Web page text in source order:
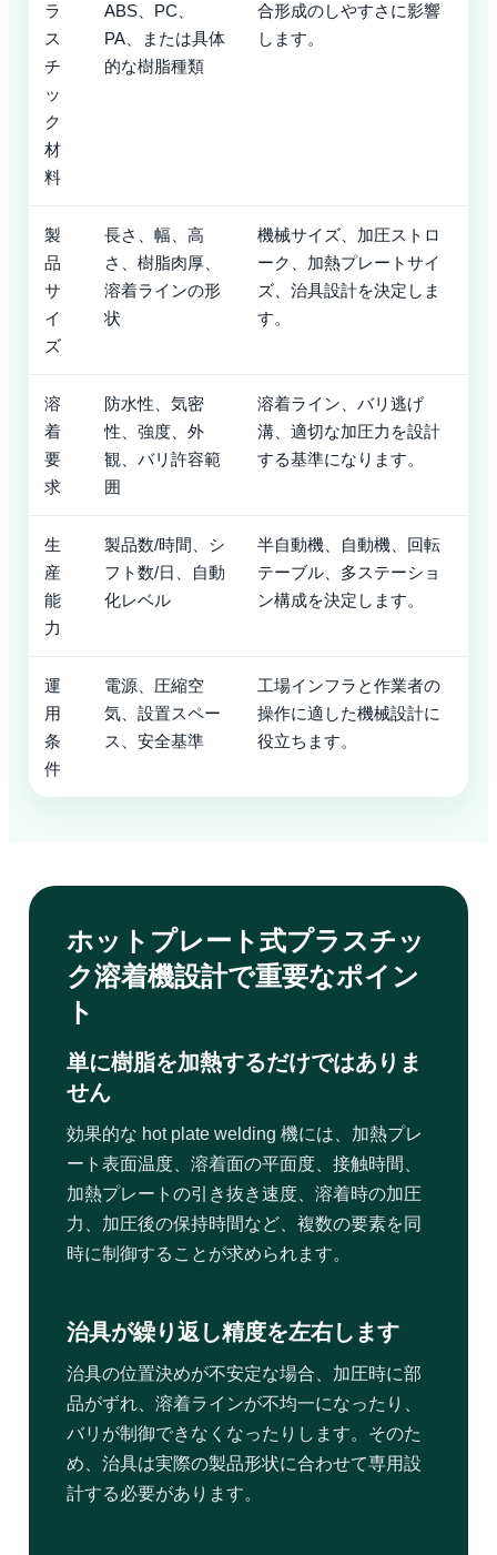
ラ
ス
チ
ッ
ク
材
料
ABS、PC、
PA、または具体
的な樹脂種類
合形成のしやすさに影響
します。
製
品
サ
イ
ズ
長さ、幅、高
さ、樹脂肉厚、
溶着ラインの形
状
機械サイズ、加圧ストロ
ーク、加熱プレートサイ
ズ、治具設計を決定しま
す。
溶
着
要
求
防水性、気密
性、強度、外
観、バリ許容範
囲
溶着ライン、バリ逃げ
溝、適切な加圧力を設計
する基準になります。
生
産
能
力
製品数/時間、シ
フト数/日、自動
化レベル
半自動機、自動機、回転
テーブル、多ステーショ
ン構成を決定します。
運
用
条
件
電源、圧縮空
気、設置スペー
ス、安全基準
工場インフラと作業者の
操作に適した機械設計に
役立ちます。
ホットプレート式プラスチッ
ク溶着機設計で重要なポイン
ト
単に樹脂を加熱するだけではありま
せん
効果的な hot plate welding 機には、加熱プレ
ート表面温度、溶着面の平面度、接触時間、
加熱プレートの引き抜き速度、溶着時の加圧
力、加圧後の保持時間など、複数の要素を同
時に制御することが求められます。
治具が繰り返し精度を左右します
治具の位置決めが不安定な場合、加圧時に部
品がずれ、溶着ラインが不均一になったり、
バリが制御できなくなったりします。そのた
め、治具は実際の製品形状に合わせて専用設
計する必要があります。